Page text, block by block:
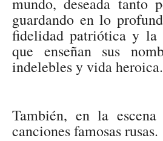
guardando en lo
fidelidad patriótica y la
que enseñan sus
indelebles y vida heroica.
También, en la
canciones famosas rusas.